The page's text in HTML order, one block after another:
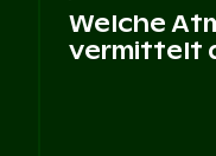
Welche
vermittelt